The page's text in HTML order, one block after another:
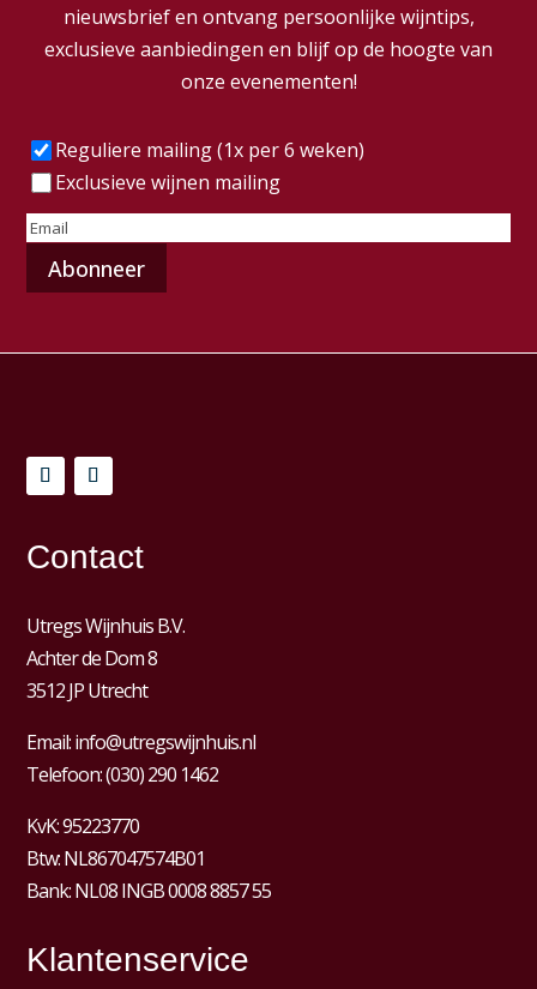
nieuwsbrief en ontvang persoonlijke wijntips,
exclusieve aanbiedingen en blijf op de hoogte van
onze evenementen!
Frequentie(Vereist)
Reguliere mailing (1x per 6 weken)
Exclusieve wijnen mailing
E-
mailadres
Contact
Utregs Wijnhuis B.V.
Achter de Dom 8
3512 JP Utrecht
Email:info@utregswijnhuis.nl
Telefoon:(030) 290 1462
KvK:95223770
Btw:NL867047574B01
Bank: NL08 INGB 0008 8857 55
Klantenservice